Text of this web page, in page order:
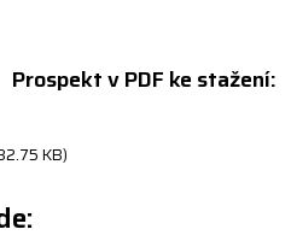
Prospekt v PDF ke stažení:
KB